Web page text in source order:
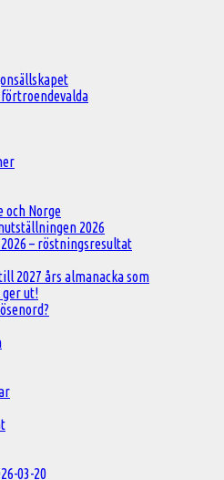
och Norge
2026
– röstningsresultat
2027 års almanacka som
ger ut!
03-20